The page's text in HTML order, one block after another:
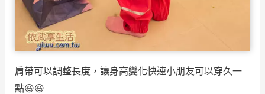
肩帶可以調整長度，讓身高變化快速小朋友可以穿久一
點😆😆